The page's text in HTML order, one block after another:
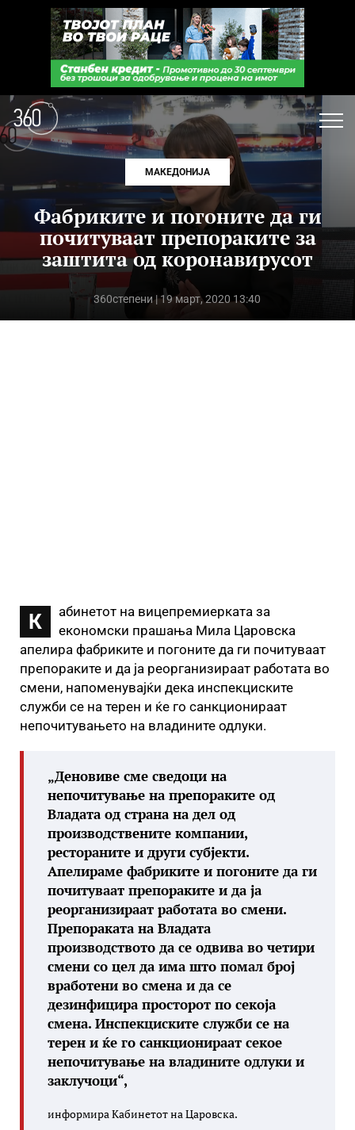
МАКЕДОНИЈА
Фабриките и погоните да ги
почитуваат препораките за
заштита од коронавирусот
360степени| 19 март, 2020 13:40
К
абинетот на вицепремиерката за
економски прашања Мила Царовска
апелира фабриките и погоните да ги почитуваат
препораките и да ја реорганизираат работата во
смени, напоменувајќи дека инспекциските
служби се на терен и ќе го санкционираат
непочитувањето на владините одлуки.
„Деновиве сме сведоци на
непочитување на препораките од
Владата од страна на дел од
производствените компании,
рестораните и други субјекти.
Апелираме фабриките и погоните да ги
почитуваат препораките и да ја
реорганизираат работата во смени.
Препораката на Владата
производството да се одвива во четири
смени со цел да има што помал број
вработени во смена и да се
дезинфицира просторот по секоја
смена. Инспекциските служби се на
терен и ќе го санкционираат секое
непочитување на владините одлуки и
заклучоци“,
информира Кабинетот на Царовска.